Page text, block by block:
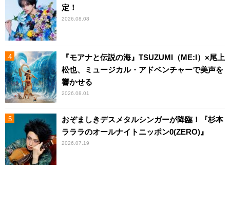
定！
2026.08.08
『モアナと伝説の海』TSUZUMI（ME:I）×尾上
松也、ミュージカル・アドベンチャーで美声を
響かせる
2026.08.01
おぞましきデスメタルシンガーが降臨！『杉本
ラララのオールナイトニッポン0(ZERO)』
2026.07.19